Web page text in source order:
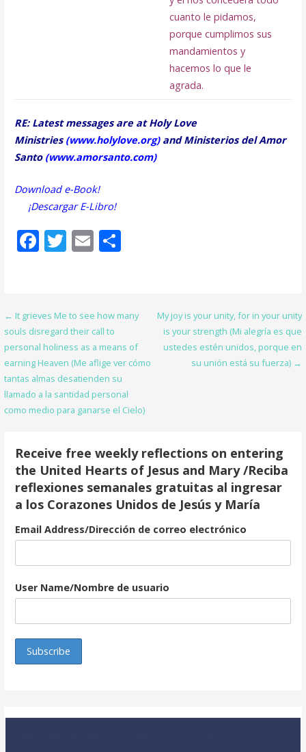
cuanto le pidamos,
porque cumplimos sus
mandamientos y
hacemos lo que le
agrada.
RE: Latest messages are at Holy Love
Ministries(www.holylove.org)and Ministerios del Amor
Santo (www.amorsanto.com)
Download e-Book!
¡Descargar E-Libro!
F
b
o
o
k
T
er
E
l
S
e
Post
navigation
← It grieves Me to see how many
souls disregard their call to
personal holiness as a means of
earning Heaven (Me aflige ver cómo
tantas almas desatienden su
llamado a la santidad personal
como medio para ganarse el Cielo)
My joy is your unity, for in your unity
is your strength (Mi alegría es que
ustedes estén unidos, porque en
su unión está su fuerza) →
Receive free weekly reflections on entering
the United Hearts of Jesus and Mary /Reciba
reflexiones semanales gratuitas al ingresar
a los Corazones Unidos de Jesús y María
Email Address/Dirección de correo electrónico
User Name/Nombre de usuario